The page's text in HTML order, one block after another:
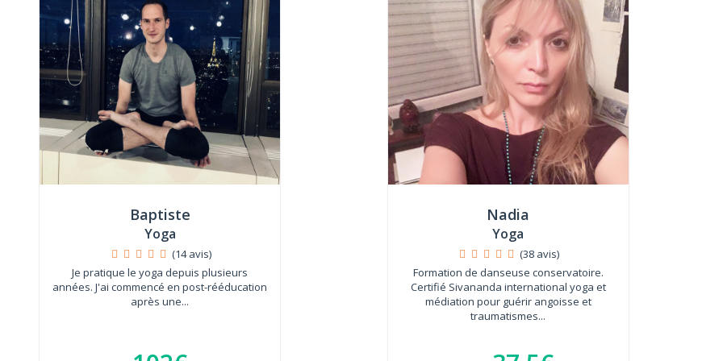
Baptiste
Yoga
(14 avis)
Je pratique le yoga depuis plusieurs
années. J'ai commencé en post-rééducation
après une...
Nadia
Yoga
(38 avis)
Formation de danseuse conservatoire.
Certifié Sivananda international yoga et
médiation pour guérir angoisse et
traumatismes...